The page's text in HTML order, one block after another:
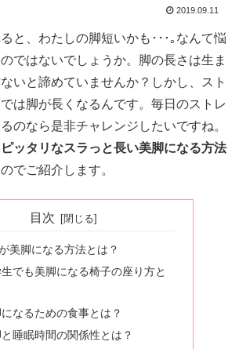
2019.09.11
と、わたしの脚短いかも･･･｡なんて悩
ではないでしょうか。脚の長さは生ま
いと諦めていませんか？しかし、スト
は脚が長くなるんです。毎日のストレ
のなら是非チャレンジしたいですね。
ッタリなスラっと長い美脚になる方法
でご紹介します。
目次
美脚になる方法とは？
でも美脚になる椅子の座り方と
なるための食事とは？
睡眠時間の関係性とは？